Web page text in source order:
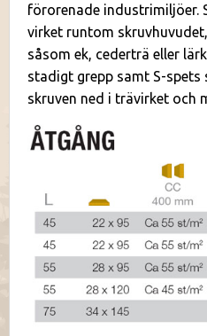
förorenade industrimiljöer.
virket runtom
såsom ek, cederträ eller
stadigt grepp samt S-
skruven ned i trävirket och